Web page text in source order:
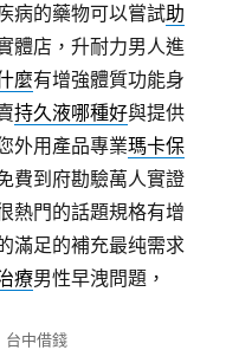
病的藥物可以嘗試助
體店，升耐力男人進
麼有增強體質功能身
持久液哪種好與提供
外用產品專業瑪卡保
費到府勘驗萬人實證
熱門的話題規格有增
滿足的補充最纯需求
療男性早洩問題，
分
台中借錢